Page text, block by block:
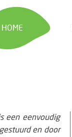
HOME
een eenvoudig
en door
onze servers